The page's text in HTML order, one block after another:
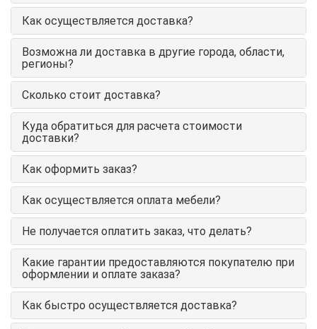
Как осуществляется доставка?
Возможна ли доставка в другие города, области,
регионы?
Сколько стоит доставка?
Куда обратиться для расчета стоимости
доставки?
Как оформить заказ?
Как осуществляется оплата мебели?
Не получается оплатить заказ, что делать?
Какие гарантии предоставляются покупателю при
оформлении и оплате заказа?
Как быстро осуществляется доставка?